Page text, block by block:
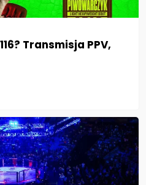
Transmisja PPV,